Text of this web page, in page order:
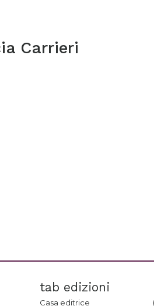
Carrieri
tab edizioni
Casa editrice